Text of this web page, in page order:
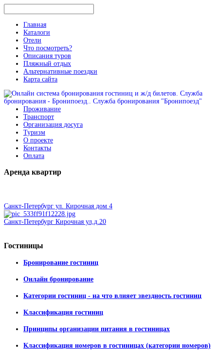
Главная
Каталоги
Отели
Что посмотреть?
Описания туров
Пляжный отдых
Альтернативные поездки
Карта сайта
Проживание
Транспорт
Организация досуга
Туризм
О проекте
Контакты
Оплата
Аренда квартир
Санкт-Петербург ул. Кирочная дом 4
Санкт-Петербург Кирочная ул,д.20
Гостиницы
Бронирование гостиниц
Онлайн бронирование
Категории гостиниц - на что влияет звездность гостиниц
Классификация гостиниц
Принципы организации питания в гостиницах
Классификация номеров в гостиницах (категории номеров)